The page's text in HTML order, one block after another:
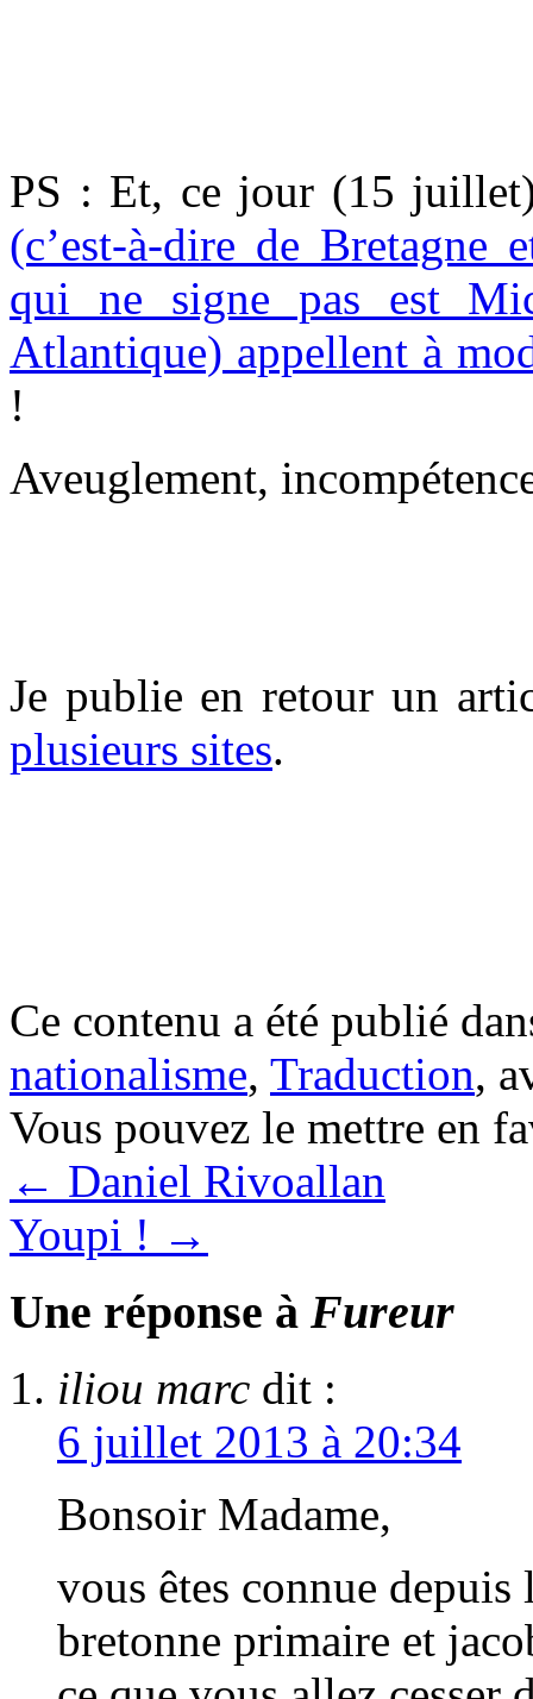
PS : Et, ce jour (15
(c’est-à-dire de
qui ne signe pas est
Atlantique) appellent à
!
Aveuglement,
Je publie en retour un
plusieurs sites.
Ce contenu a été publié
nationalisme, Traduction,
Vous pouvez le mettre en
← Daniel Rivoallan
Youpi ! →
Une réponse à Fureur
iliou marc dit :
6 juillet 2013 à 20:34
Bonsoir Madame,
vous êtes connue
bretonne primaire et